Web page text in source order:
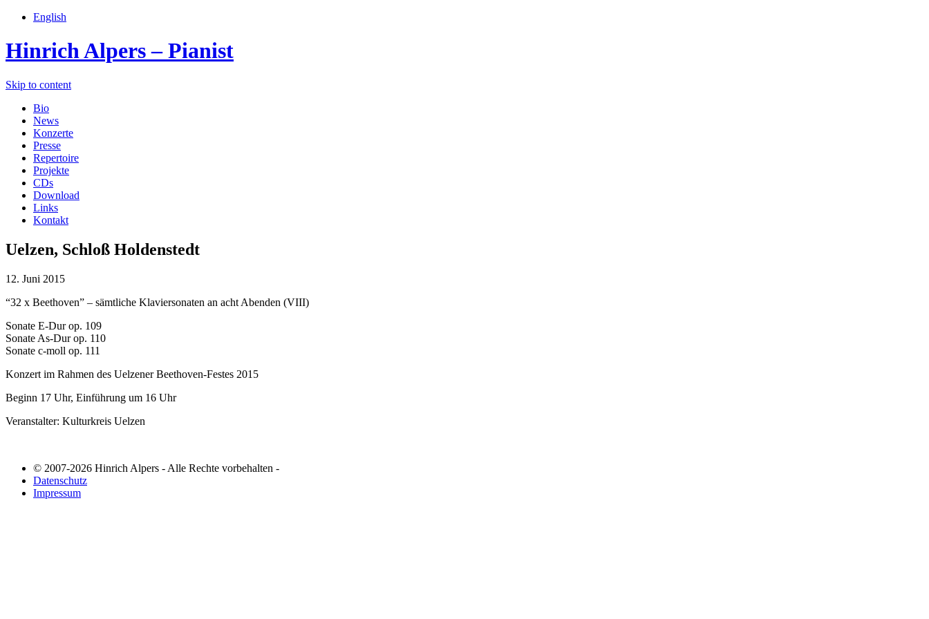
English
Hinrich Alpers – Pianist
Skip to content
Bio
News
Konzerte
Presse
Repertoire
Projekte
CDs
Download
Links
Kontakt
Uelzen, Schloß Holdenstedt
12. Juni 2015
“32 x Beethoven” – sämtliche Klaviersonaten an acht Abenden (VIII)
Sonate E-Dur op. 109
Sonate As-Dur op. 110
Sonate c-moll op. 111
Konzert im Rahmen des Uelzener Beethoven-Festes 2015
Beginn 17 Uhr, Einführung um 16 Uhr
Veranstalter: Kulturkreis Uelzen
© 2007-2026 Hinrich Alpers - Alle Rechte vorbehalten -
Datenschutz
Impressum